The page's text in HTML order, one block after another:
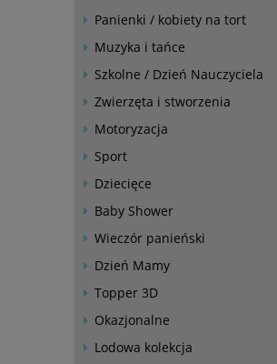
Panienki / kobiety na tort
Muzyka i tańce
Szkolne / Dzień Nauczyciela
Zwierzęta i stworzenia
Motoryzacja
Sport
Dziecięce
Baby Shower
Wieczór panieński
Dzień Mamy
Topper 3D
Okazjonalne
Lodowa kolekcja